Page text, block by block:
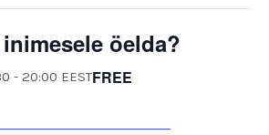
öelda?
- 20:00 EESTFREE